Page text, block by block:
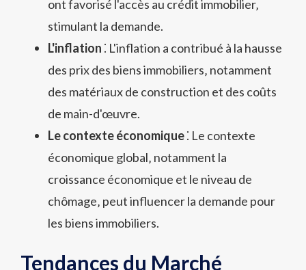
ont favorisé l'accès au crédit immobilier‚
stimulant la demande.
L'inflation ⁚ L'inflation a contribué à la hausse
des prix des biens immobiliers‚ notamment
des matériaux de construction et des coûts
de main-d'œuvre.
Le contexte économique⁚ Le contexte
économique global‚ notamment la
croissance économique et le niveau de
chômage‚ peut influencer la demande pour
les biens immobiliers.
Tendances du Marché